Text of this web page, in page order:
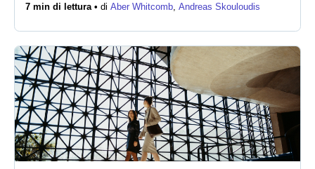
Notizie
7 min di lettura • di Aber Whitcomb, Andreas Skouloudis